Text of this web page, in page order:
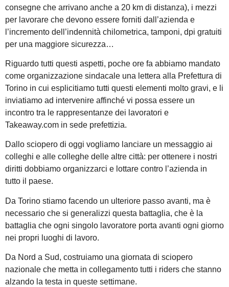
consegne che arrivano anche a 20 km di distanza), i mezzi
per lavorare che devono essere forniti dall’azienda e
l’incremento dell’indennità chilometrica, tamponi, dpi gratuiti
per una maggiore sicurezza…
Riguardo tutti questi aspetti, poche ore fa abbiamo mandato
come organizzazione sindacale una lettera alla Prefettura di
Torino in cui esplicitiamo tutti questi elementi molto gravi, e li
inviatiamo ad intervenire affinché vi possa essere un
incontro tra le rappresentanze dei lavoratori e
Takeaway.com in sede prefettizia.
Dallo sciopero di oggi vogliamo lanciare un messaggio ai
colleghi e alle colleghe delle altre città: per ottenere i nostri
diritti dobbiamo organizzarci e lottare contro l’azienda in
tutto il paese.
Da Torino stiamo facendo un ulteriore passo avanti, ma è
necessario che si generalizzi questa battaglia, che è la
battaglia che ogni singolo lavoratore porta avanti ogni giorno
nei propri luoghi di lavoro.
Da Nord a Sud, costruiamo una giornata di sciopero
nazionale che metta in collegamento tutti i riders che stanno
alzando la testa in queste settimane.